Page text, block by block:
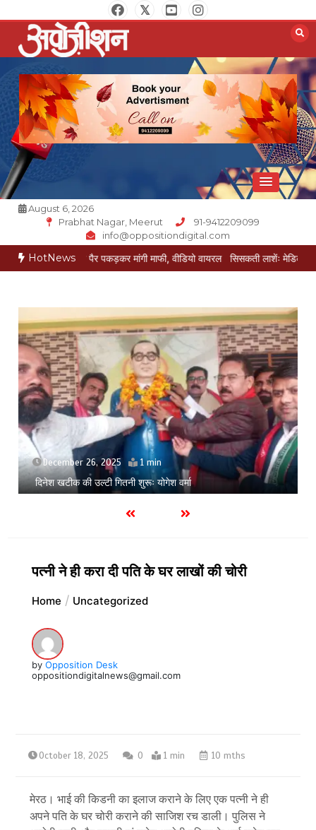
to
content
Opposition Digital
August 6, 2026
Prabhat Nagar, Meerut
91-9412209099
info@oppositiondigital.com
HotNews
जेई ने पैर पकड़कर मांगी माफी, वीडियो वायरल सिसकती लाशेंः मेडिकल के लावारिस वार्ड में
July 9, 2026
सिसकती लाशेंः मेडिकल के लावारिस वार्ड में मरीज मौत की कगार पर
पत्नी ने ही करा दी पति के घर लाखों की चोरी
Home Uncategorized
by Opposition Desk
oppositiondigitalnews@gmail.com
October 18, 2025 0 1 min 10 mths
मेरठ। भाई की किडनी का इलाज कराने के लिए एक पत्नी ने ही
अपने पति के घर चोरी कराने की साजिश रच डाली। पुलिस ने